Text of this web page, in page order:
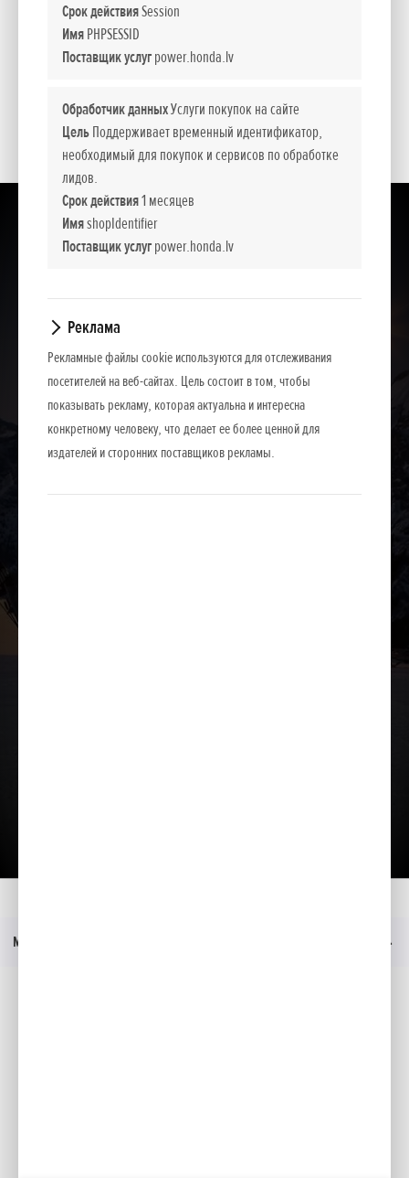
Срок действияSession
ИмяPHPSESSID
Поставщик услугpower.honda.lv
Обработчик данныхУслуги покупок на сайте
ЦельПоддерживает временный идентификатор,
необходимый для покупок и сервисов по обработке
лидов.
Срок действия1 месяцев
ИмяshopIdentifier
Поставщик услугpower.honda.lv
Реклама
Рекламные файлы cookie используются для отслеживания
посетителей на веб-сайтах. Цель состоит в том, чтобы
показывать рекламу, которая актуальна и интересна
конкретному человеку, что делает ее более ценной для
издателей и сторонних поставщиков рекламы.
Представленные цены, базовая комплектация и пакет дополнительного
оборудования носят информативный характер. NCG Import Baltics OÜ оставляет
за собой право изменить цены и набор оборудования или прекратить продажу
Цены содержат налог с оборота.
Меню